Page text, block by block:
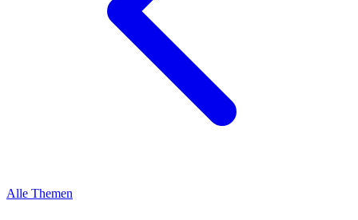
Alle Themen